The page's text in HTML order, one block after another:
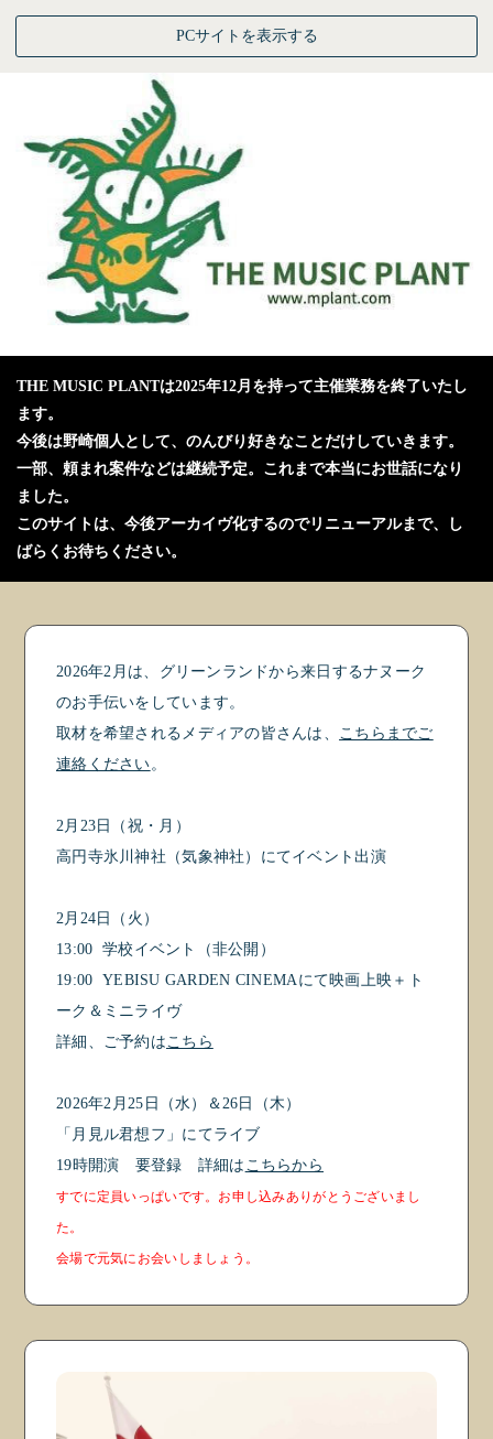
PCサイトを表示する
THE MUSIC PLANTは2025年12月を持って主催業務を終了いたし
ます。
今後は野崎個人として、のんびり好きなことだけしていきます。
一部、頼まれ案件などは継続予定。 これまで本当にお世話になり
ました。
このサイトは、今後アーカイヴ化するのでリニューアルまで、し
ばらくお待ちください。
2026年2月は、グリーンランドから来日するナヌーク
のお手伝いをしています。
取材を希望されるメディアの皆さんは、 こちらまでご
連絡ください。
2月23日（祝・月）
高円寺氷川神社（気象神社）にてイベント出演
2月24日（火）
13:00 学校イベント（非公開）
19:00 YEBISU GARDEN CINEMAにて映画上映＋ト
ーク＆ミニライヴ
詳細、ご予約はこちら
2026年2月25日（水）＆26日（木）
「 月見ル君想フ 」にてライブ
19時開演 要登録 詳細は こちらから
すでに定員いっぱいです。お申し込みありがとうございまし
た。
会場で元気にお会いしましょう。